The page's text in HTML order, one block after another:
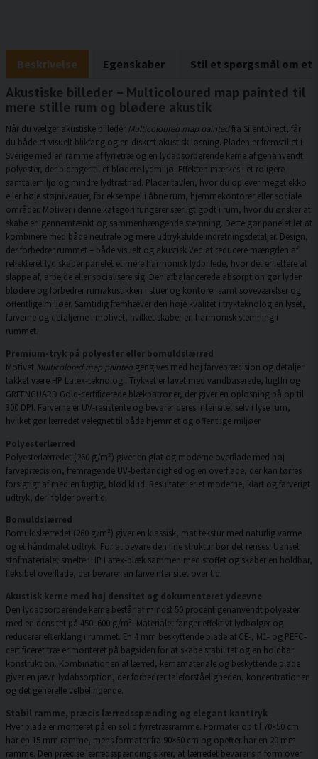
Beskrivelse Egenskaber Stil et spørgsmål om et
Akustiske billeder – Multicoloured map painted til
mere stille rum og blødere akustik
Når du vælger akustiske billeder Multicoloured map paintedfra SilentDirect, får
du både et visuelt blikfang og en diskret akustisk løsning. Pladen er fremstillet i
Sverige med en ramme af fyrretræ og en lydabsorberende kerne af genanvendt
polyester, der bidrager til et blødere lydmiljø. Effekten mærkes i et roligere
samtalemiljø og mindre lydtræthed. Placer tavlen, hvor du oplever meget ekko
eller høje støjniveauer, for eksempel i åbne rum, hjemmekontorer eller sociale
områder. Motiver i denne kategori fungerer særligt godt i rum, hvor du ønsker at
skabe en gennemtænkt og sammenhængende stemning. Dette gør panelet let at
kombinere med både neutrale og mere udtryksfulde indretningsdetaljer. Design,
der forbedrer rummet – både visuelt og akustisk Ved at reducere mængden af
reflekteret lyd skaber panelet et mere harmonisk lydbillede, hvor det er lettere at
slappe af, arbejde eller socialisere sig. Den afbalancerede absorption gør lyden
blødere og forbedrer rumakustikken i stuer og kontorer samt soveværelser og
offentlige miljøer. Samtidig fremhæver den høje kvalitet i trykteknologien lyset,
farverne og detaljerne i motivet, hvilket skaber en harmonisk stemning i
rummet.
Premium-tryk på polyester eller bomuldslærred
Motivet Multicolored map paintedgengives med høj farvepræcision og detaljer
takket være HP Latex-teknologi. Trykket er lavet med vandbaserede, lugtfri og
GREENGUARD Gold-certificerede blækpatroner, der giver en opløsning på op til
300 DPI. Farverne er UV-resistente og bevarer deres intensitet selv i lyse rum,
hvilket gør lærredet velegnet til både hjemmet og offentlige miljøer.
Polyesterlærred
Polyesterlærredet (260 g/m²) giver en glat og moderne overflade med høj
farvepræcision, fremragende UV-bestandighed og en overflade, der kan tørres
forsigtigt af med en fugtig, blød klud. Resultatet er et moderne, klart og farverigt
udtryk, der holder over tid.
Bomuldslærred
Bomuldslærredet (260 g/m²) giver en klassisk, mat tekstur med naturlig varme
og et håndmalet udtryk. For at bevare den fine struktur bør det renses. Uanset
stofmaterialet smelter HP Latex-blæk sammen med stoffet og skaber en holdbar,
fleksibel overflade, der bevarer sin farveintensitet over tid.
Akustisk kerne med høj densitet og dokumenteret ydeevne
Den lydabsorberende kerne består af mindst 50 procent genanvendt polyester
med en densitet på 450–600 g/m². Materialet fanger effektivt lydbølger og
reducerer efterklang i rummet. En 4 mm beskyttende plade af CE-, M1- og PEFC-
certificeret træ er monteret på bagsiden for at skabe stabilitet og en holdbar
konstruktion. Kombinationen af lærred, kernemateriale og beskyttende plade
giver en jævn lydabsorption, der forbedrer taleforståeligheden, koncentrationen
og det generelle velbefindende.
Stabil ramme, præcis lærredsspænding og elegant kanttryk
Hver plade er monteret på en solid fyrretræsramme. Formater op til 70×50 cm
har en 15 mm ramme, mens formater fra 90×60 cm og opefter har en 20 mm
ramme. Den præcise lærredsspænding sikrer, at lærredet bevarer sin form over